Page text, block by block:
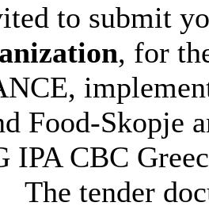
to submit
, for
Food-Skopje
IPA CBC
The tender